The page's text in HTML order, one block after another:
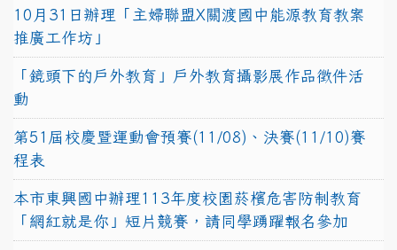
10月31日辦理「主婦聯盟X關渡國中能源教育教案
推廣工作坊」
「鏡頭下的戶外教育」戶外教育攝影展作品徵件活
動
第51屆校慶暨運動會預賽(11/08)、決賽(11/10)賽
程表
本市東興國中辦理113年度校園菸檳危害防制教育
「網紅就是你」短片競賽，請同學踴躍報名參加